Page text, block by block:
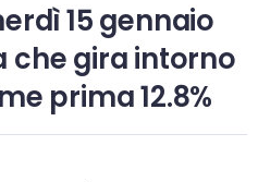
15 gennaio
che gira intorno
prima 12.8%